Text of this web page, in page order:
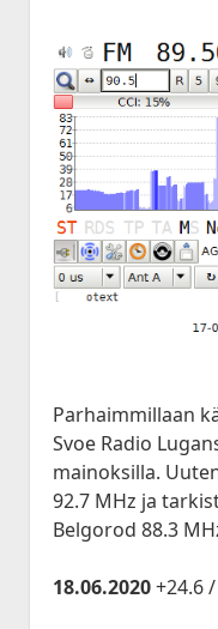
Parhaimmillaan
Svoe Radio
mainoksilla.
92.7 MHz ja
Belgorod 88.3
18.06.2020+24.6